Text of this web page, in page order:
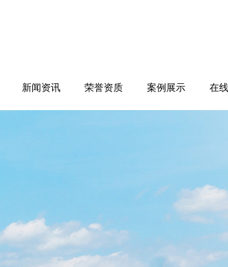
新闻资讯 荣誉资质 案例展示 在